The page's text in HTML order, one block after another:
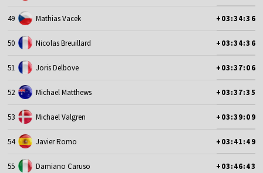
49 Mathias Vacek +03:34:36
50 Nicolas Breuillard +03:34:36
51 Joris Delbove +03:37:06
52 Michael Matthews +03:37:35
53 Michael Valgren +03:39:09
54 Javier Romo +03:41:49
55 Damiano Caruso +03:46:43